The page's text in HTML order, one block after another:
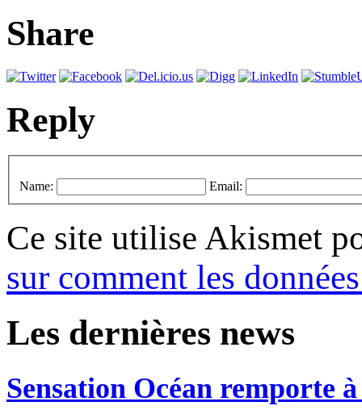
Share
Reply
Name: Email:
Ce site utilise Akismet
sur comment les
Les dernières news
Sensation Océan remporte